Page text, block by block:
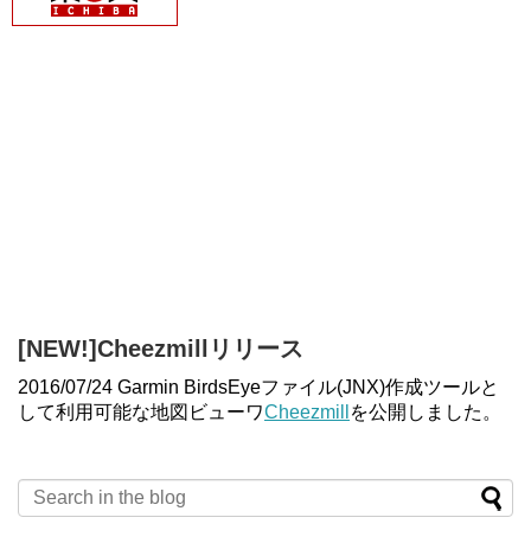
[NEW!]Cheezmillリリース
2016/07/24 Garmin BirdsEyeファイル(JNX)作成ツールと
して利用可能な地図ビューワCheezmill を公開しました。